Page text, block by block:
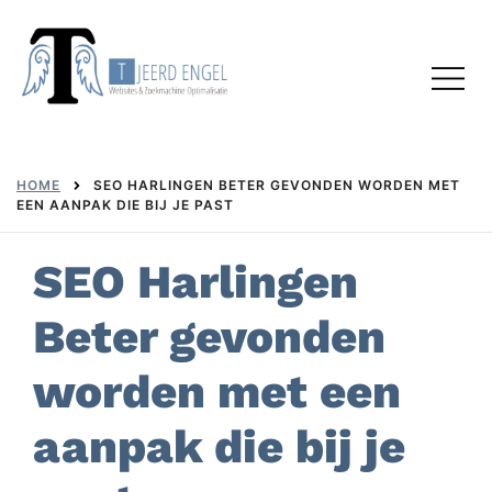
content
menu
HOME
SEO HARLINGEN BETER GEVONDEN WORDEN MET
EEN AANPAK DIE BIJ JE PAST
SEO Harlingen
Beter gevonden
worden met een
aanpak die bij je